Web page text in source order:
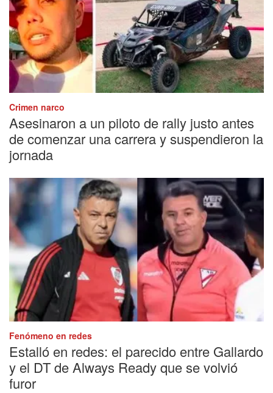
Crimen narco
Asesinaron a un piloto de rally justo antes
de comenzar una carrera y suspendieron la
jornada
Fenómeno en redes
Estalló en redes: el parecido entre Gallardo
y el DT de Always Ready que se volvió
furor